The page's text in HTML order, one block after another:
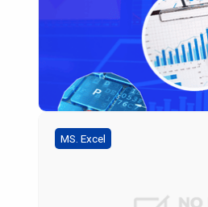
MS. Excel